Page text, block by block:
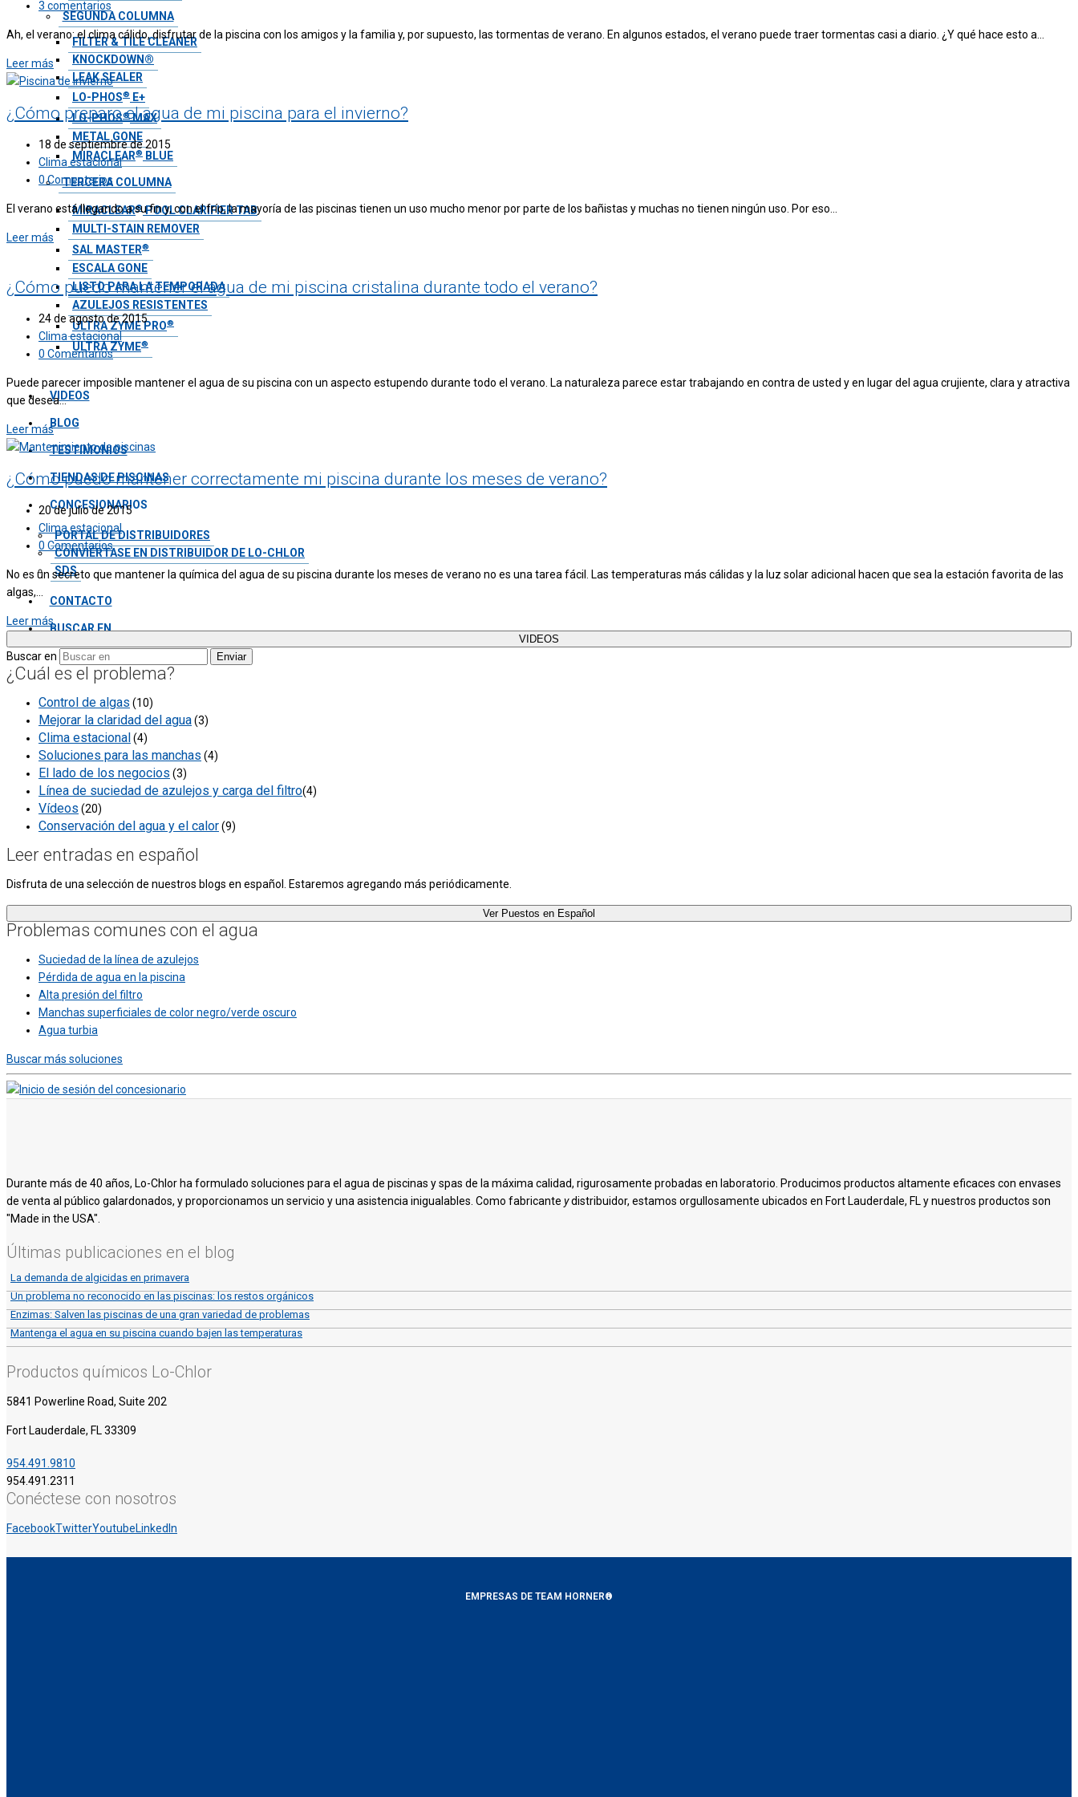
SEGUNDA COLUMNA
FILTER & TILE CLEANER
KNOCKDOWN®
LEAK SEALER
LO-PHOS®
E+
LO-PHOS®MAX
METAL GONE
MIRACLEAR® BLUE
TERCERA COLUMNA
MIRACLEAR®POOL CLARIFIER TAB
MULTI-STAIN REMOVER
SAL MASTER®
ESCALA GONE
LISTO PARA LA TEMPORADA
AZULEJOS RESISTENTES
ULTRA ZYME PRO®
ULTRA ZYME®
VIDEOS
BLOG
TESTIMONIOS
TIENDAS DE PISCINAS
CONCESIONARIOS
PORTAL DE DISTRIBUIDORES
CONVIÉRTASE EN DISTRIBUIDOR DE LO-CHLOR
SDS
CONTACTO
BUSCAR EN
3 comentarios
Ah, el verano: el clima cálido, disfrutar de la piscina con los amigos y la familia y, por supuesto, las tormentas de verano. En algunos estados, el verano puede traer tormentas casi a diario. ¿Y qué hace esto a...
Leer más
¿Cómo preparo el agua de mi piscina para el invierno?
18 de septiembre de 2015
Clima estacional
0 Comentarios
El verano está llegando a su fin y, con el frío, la mayoría de las piscinas tienen un uso mucho menor por parte de los bañistas y muchas no tienen ningún uso. Por eso...
Leer más
¿Cómo puedo mantener el agua de mi piscina cristalina durante todo el verano?
24 de agosto de 2015
Clima estacional
0 Comentarios
Puede parecer imposible mantener el agua de su piscina con un aspecto estupendo durante todo el verano. La naturaleza parece estar trabajando en contra de usted y en lugar del agua crujiente, clara y atractiva
que desea...
Leer más
¿Cómo puedo mantener correctamente mi piscina durante los meses de verano?
20 de julio de 2015
Clima estacional
0 Comentarios
No es un secreto que mantener la química del agua de su piscina durante los meses de verano no es una tarea fácil. Las temperaturas más cálidas y la luz solar adicional hacen que sea la estación favorita de las
algas,...
Leer más
VIDEOS
Buscar en Enviar
¿Cuál es el problema?
Control de algas (10)
Mejorar la claridad del agua(3)
Clima estacional(4)
Soluciones para las manchas (4)
El lado de los negocios (3)
Línea de suciedad de azulejos y carga del filtro(4)
Vídeos (20)
Conservación del agua y el calor(9)
Leer entradas en español
Disfruta de una selección de nuestros blogs en español. Estaremos agregando más periódicamente.
Ver Puestos en Español
Problemas comunes con el agua
Suciedad de la línea de azulejos
Pérdida de agua en la piscina
Alta presión del filtro
Manchas superficiales de color negro/verde oscuro
Agua turbia
Buscar más soluciones
Durante más de 40 años, Lo-Chlor ha formulado soluciones para el agua de piscinas y spas de la máxima calidad, rigurosamente probadas en laboratorio. Producimos productos altamente eficaces con envases
de venta al público galardonados, y proporcionamos un servicio y una asistencia inigualables. Como fabricante ydistribuidor, estamos orgullosamente ubicados en Fort Lauderdale, FL y nuestros productos son
"Made in the USA".
Últimas publicaciones en el blog
La demanda de algicidas en primavera
Un problema no reconocido en las piscinas: los restos orgánicos
Enzimas: Salven las piscinas de una gran variedad de problemas
Mantenga el agua en su piscina cuando bajen las temperaturas
Productos químicos Lo-Chlor
5841 Powerline Road, Suite 202
Fort Lauderdale, FL 33309
954.491.9810
954.491.2311
Conéctese con nosotros
FacebookTwitterYoutubeLinkedIn
EMPRESAS DE TEAM HORNER®